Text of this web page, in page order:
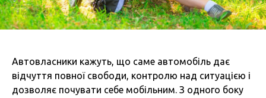
Автовласники кажуть, що саме автомобіль дає
відчуття повної свободи, контролю над ситуацією і
дозволяє почувати себе мобільним. З одного боку